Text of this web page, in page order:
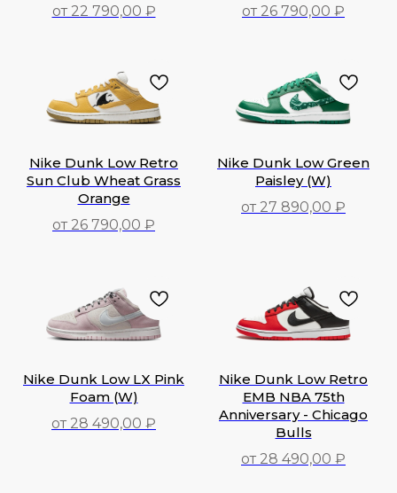
от 22 790,00 ₽
от 26 790,00 ₽
Nike Dunk Low Retro
Sun Club Wheat Grass
Orange
от 26 790,00 ₽
Nike Dunk Low Green
Paisley (W)
от 27 890,00 ₽
Nike Dunk Low LX Pink
Foam (W)
от 28 490,00 ₽
Nike Dunk Low Retro
EMB NBA 75th
Anniversary - Chicago
Bulls
от 28 490,00 ₽